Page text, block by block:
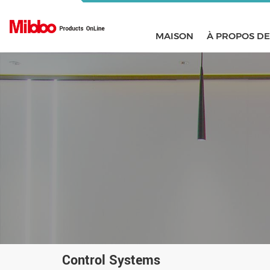
MAISON À PROPOS
Control Systems